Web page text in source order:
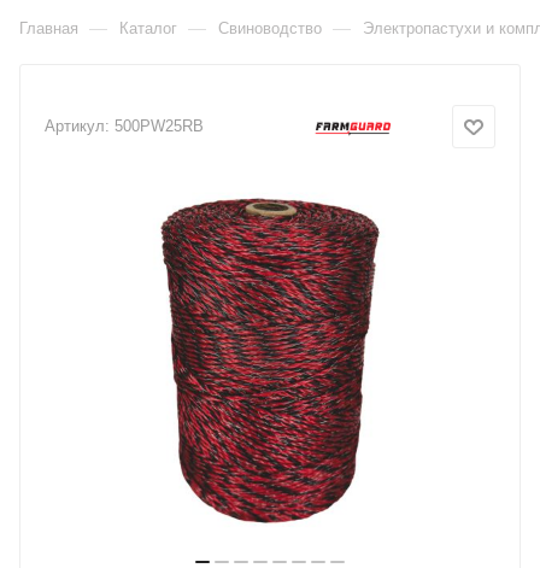
Главная — Каталог — Свиноводство — Электропастухи и
Артикул: 500PW25RB